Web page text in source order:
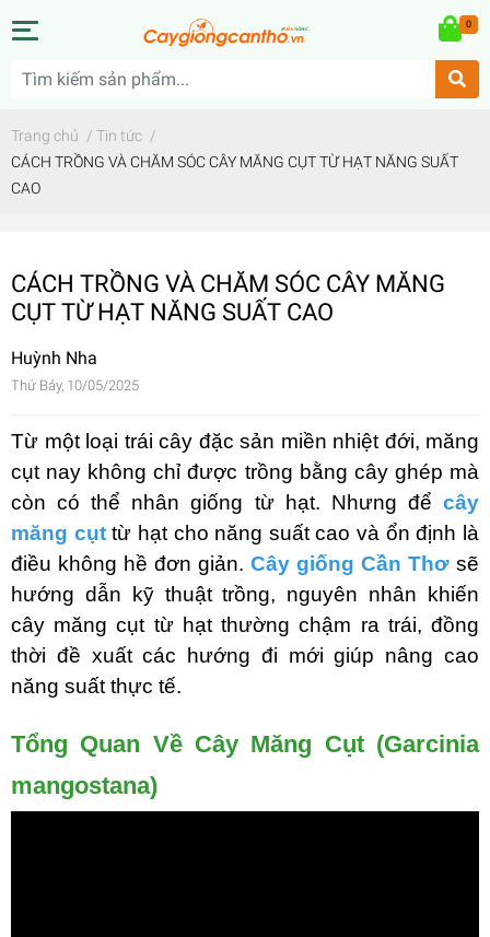
0
Trang chủ / Tin tức /
CÁCH TRỒNG VÀ CHĂM SÓC CÂY MĂNG CỤT TỪ HẠT NĂNG SUẤT
CAO
CÁCH TRỒNG VÀ CHĂM SÓC CÂY MĂNG
CỤT TỪ HẠT NĂNG SUẤT CAO
Huỳnh Nha
Thứ Bảy, 10/05/2025
Từ một loại trái cây đặc sản miền nhiệt đới, măng
cụt nay không chỉ được trồng bằng cây ghép mà
còn có thể nhân giống từ hạt. Nhưng để cây
măng cụttừ hạt cho năng suất cao và ổn định là
điều không hề đơn giản. Cây giống Cần Thơ sẽ
hướng dẫn kỹ thuật trồng, nguyên nhân khiến
cây măng cụt từ hạt thường chậm ra trái, đồng
thời đề xuất các hướng đi mới giúp nâng cao
năng suất thực tế.
Tổng Quan Về Cây Măng Cụt (Garcinia
mangostana)